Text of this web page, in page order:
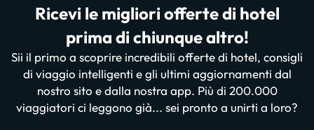
Ricevi le migliori offerte di hotel
prima di chiunque altro!
Sii il primo a scoprire incredibili offerte di hotel, consigli
di viaggio intelligenti e gli ultimi aggiornamenti dal
nostro sito e dalla nostra app. Più di 200.000
viaggiatori ci leggono già... sei pronto a unirti a loro?